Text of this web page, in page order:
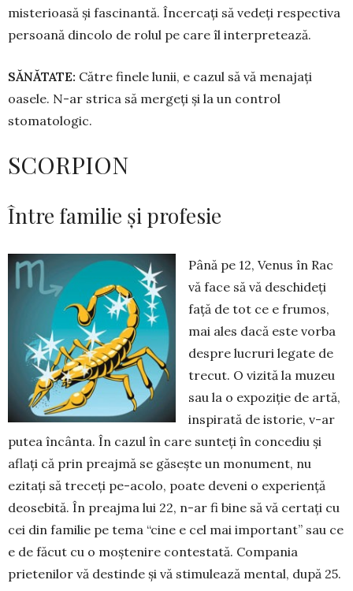
misterioasă și fascinantă. Încercați să vedeți respectiva
persoană dincolo de rolul pe care îl interpretează.
SĂNĂTATE: Către finele lunii, e cazul să vă me­na­jați
oasele. N-ar strica să mergeți și la un con­trol
stomatologic.
SCORPION
Între familie și profesie
Până pe 12, Venus în Rac
vă face să vă des­chi­deți
față de tot ce e frumos,
mai ales da­că este vorba
despre lucruri legate de
trecut. O vi­zită la muzeu
sau la o expoziție de artă,
inspirată de istorie, v-ar
putea încânta. În cazul în care sun­teți în concediu și
aflați că prin preajmă se găsește un monument, nu
ezitați să treceți pe-acolo, poate deveni o experiență
deosebită. În preajma lui 22, n-ar fi bine să vă certați cu
cei din familie pe tema “cine e cel mai important” sau ce
e de fă­cut cu o moștenire contestată. Com­pania
prietenilor vă destinde și vă sti­mulează mental, după 25.